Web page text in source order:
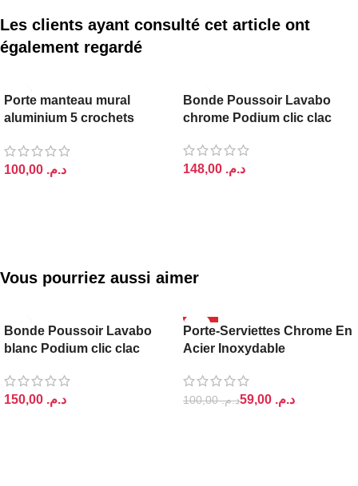
Les clients ayant consulté cet article ont
également regardé
Porte manteau mural
aluminium 5 crochets
د.م.
PODIUM
Bonde Poussoir Lavabo
chrome Podium clic clac
د.م.
Vous pourriez aussi aimer
PODIUM
Bonde Poussoir Lavabo
blanc Podium clic clac
د.م.
-41%
Porte-Serviettes Chrome En
Acier Inoxydable
د.م.100,00 د.م.